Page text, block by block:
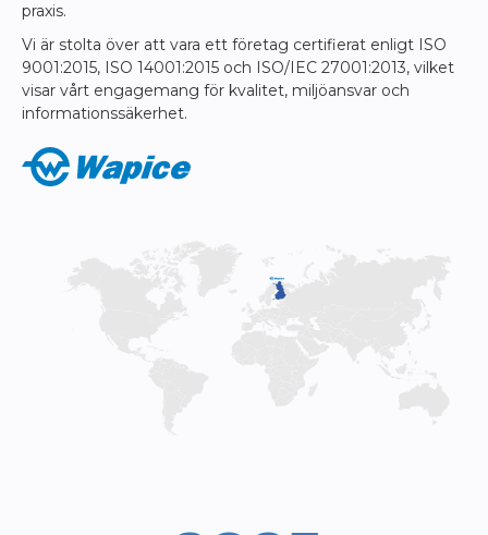
praxis.
Vi är stolta över att vara ett företag certifierat enligt ISO
9001:2015, ISO 14001:2015 och ISO/IEC 27001:2013, vilket
visar vårt engagemang för kvalitet, miljöansvar och
informationssäkerhet.